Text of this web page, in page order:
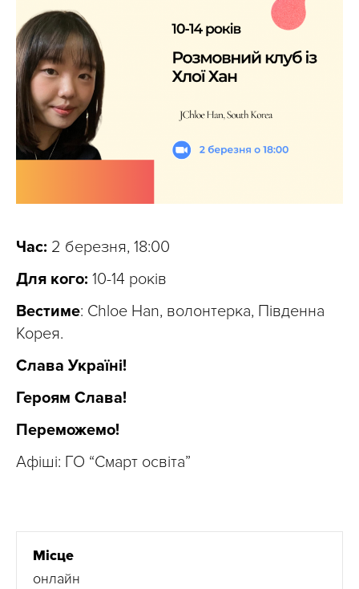
Час: 2 березня, 18:00
Для кого: 10-14 років
Вестиме: Chloe Han, волонтерка, Південна
Корея.
Слава Україні!
Героям Слава!
Переможемо!
Афіші: ГО “Смарт освіта”
Місце
онлайн